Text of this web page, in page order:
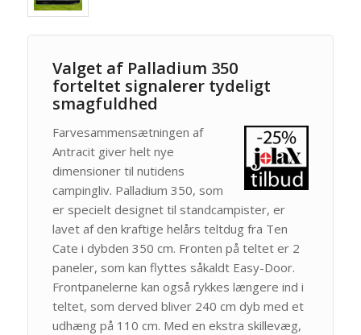
Valget af Palladium 350
forteltet signalerer tydeligt
smagfuldhed
Farvesammensætningen af
Antracit giver helt nye
dimensioner til nutidens
campingliv. Palladium 350, som
er specielt designet til standcampister, er
lavet af den kraftige helårs teltdug fra Ten
Cate i dybden 350 cm. Fronten på teltet er 2
paneler, som kan flyttes såkaldt Easy-Door.
Frontpanelerne kan også rykkes længere ind i
teltet, som derved bliver 240 cm dyb med et
udhæng på 110 cm. Med en ekstra skillevæg,